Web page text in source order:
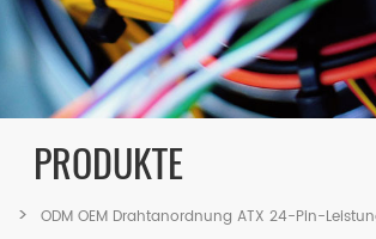
PRODUKTE
> ODM OEM Drahtanordnung ATX 24-Pin-